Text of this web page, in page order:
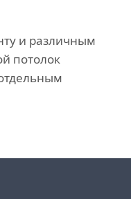
и различным
потолок